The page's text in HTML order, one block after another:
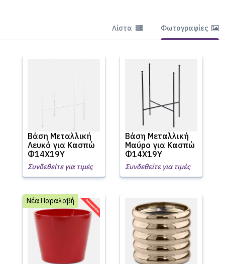
Λίστα Φωτογραφίες
Βάση Μεταλλική
Λευκό για Κασπώ
Φ14X19Υ
Συνδεθείτε για τιμές
Βάση Μεταλλική
Μαύρο για Κασπώ
Φ14X19Υ
Συνδεθείτε για τιμές
Νέα Παραλαβή